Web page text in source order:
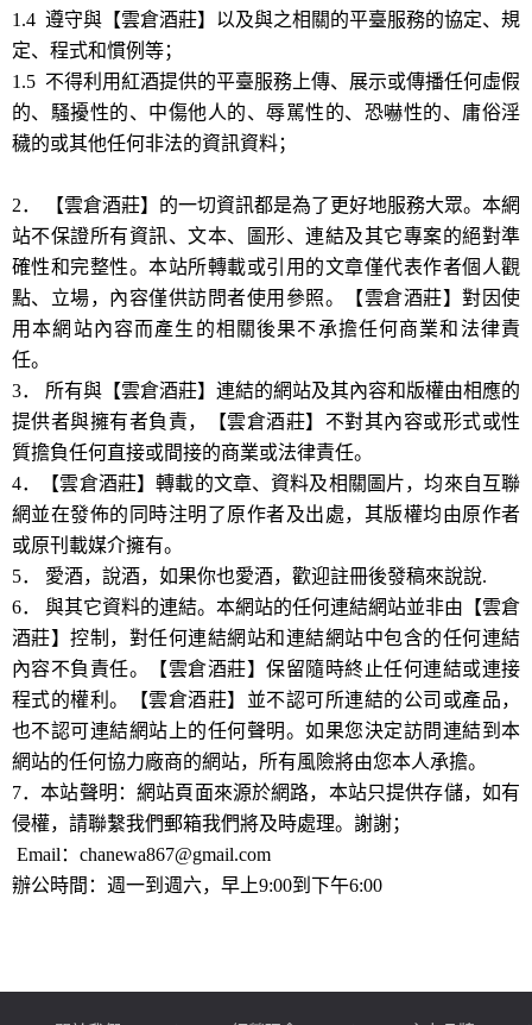
1.4 遵守與【雲倉酒莊】以及與之相關的平臺服務的協定、規
定、程式和慣例等；
1.5 不得利用紅酒提供的平臺服務上傳、展示或傳播任何虛假
的、騷擾性的、中傷他人的、辱駡性的、恐嚇性的、庸俗淫
穢的或其他任何非法的資訊資料；
2． 【雲倉酒莊】的一切資訊都是為了更好地服務大眾。本網
站不保證所有資訊、文本、圖形、連結及其它專案的絕對準
確性和完整性。本站所轉載或引用的文章僅代表作者個人觀
點、立場，內容僅供訪問者使用參照。【雲倉酒莊】對因使
用本網站內容而產生的相關後果不承擔任何商業和法律責
任。
3． 所有與【雲倉酒莊】連結的網站及其內容和版權由相應的
提供者與擁有者負責，【雲倉酒莊】不對其內容或形式或性
質擔負任何直接或間接的商業或法律責任。
4．【雲倉酒莊】轉載的文章、資料及相關圖片，均來自互聯
網並在發佈的同時注明了原作者及出處，其版權均由原作者
或原刊載媒介擁有。
5． 愛酒，說酒，如果你也愛酒，歡迎註冊後發稿來說說.
6． 與其它資料的連結。本網站的任何連結網站並非由【雲倉
酒莊】控制，對任何連結網站和連結網站中包含的任何連結
內容不負責任。【雲倉酒莊】保留隨時終止任何連結或連接
程式的權利。【雲倉酒莊】並不認可所連結的公司或產品，
也不認可連結網站上的任何聲明。如果您決定訪問連結到本
網站的任何協力廠商的網站，所有風險將由您本人承擔。
7．本站聲明：網站頁面來源於網路，本站只提供存儲，如有
侵權，請聯繫我們郵箱我們將及時處理。謝謝；
Email：chanewa867@gmail.com
辦公時間：週一到週六，早上9:00到下午6:00